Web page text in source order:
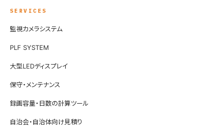
SERVICES
監視カメラシステム
PLF SYSTEM
大型LEDディスプレイ
保守・メンテナンス
録画容量・日数の計算ツール
自治会・自治体向け見積り